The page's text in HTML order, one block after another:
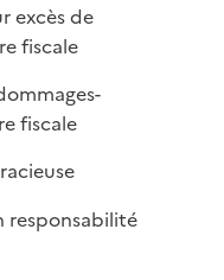
excès de
fiscale
fiscale
responsabilité